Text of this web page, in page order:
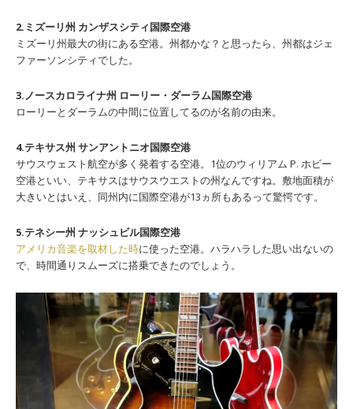
2.ミズーリ州 カンザスシティ国際空港
ミズーリ州最大の街にある空港。州都かな？と思ったら、州都はジェ
ファーソンシティでした。
3.ノースカロライナ州 ローリー・ダーラム国際空港
ローリーとダーラムの中間に位置してるのが名前の由来。
4.テキサス州 サンアントニオ国際空港
サウスウェスト航空が多く発着する空港。1位のウィリアム P. ホビー
空港といい、テキサスはサウスウエストの州なんですね。敷地面積が
大きいとはいえ、同州内に国際空港が13ヵ所もあるって驚愕です。
5.テネシー州 ナッシュビル国際空港
アメリカ音楽を取材した時に使った空港。ハラハラした思い出ないの
で、時間通りスムーズに搭乗できたのでしょう。